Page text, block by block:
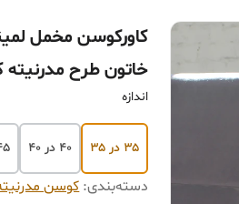
کاورکوسن مخمل
خاتون طرح مدرنیته
اندازه
۳۵ در ۳۵ ۴۰ در ۴۰ ۴۵
دسته‌بندی:کوسن